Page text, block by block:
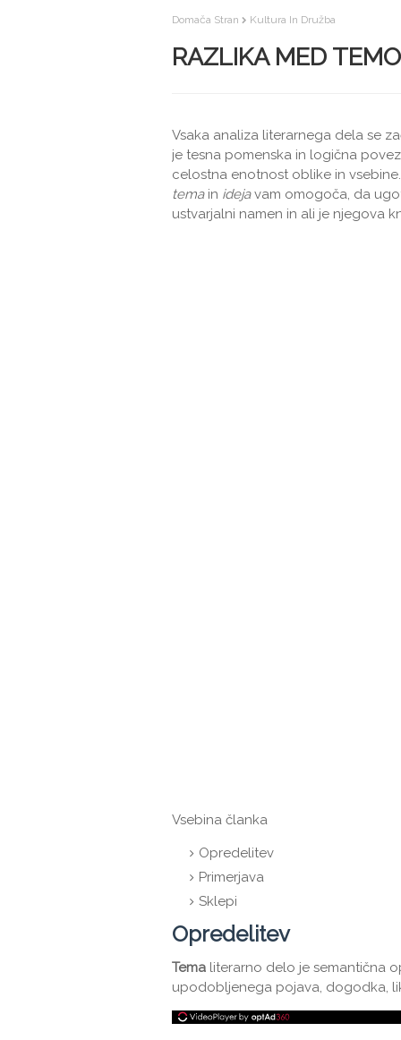
Domača Stran Kultura In Družba
RAZLIKA MED
Vsaka analiza literarnega dela se
je tesna pomenska in logična
celostna enotnost oblike in
temain idejavam omogoča, da
ustvarjalni namen in ali je njegova
Vsebina članka
Opredelitev
Primerjava
Sklepi
Opredelitev
Tema literarno delo je semantična
upodobljenega pojava, dogodka,